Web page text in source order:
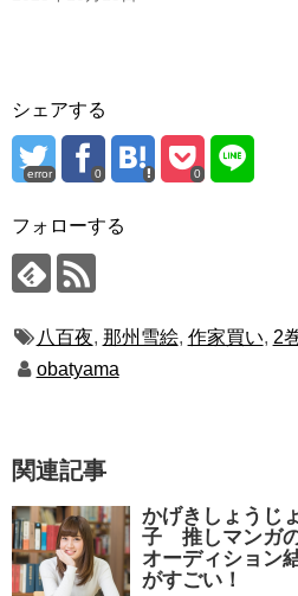
シェアする
error 0 0
フォローする
八百夜, 那州雪絵, 作家買い, 2
obatyama
関連記事
かげきしょうじ
子 推しマンガの
オーディション
がすごい！